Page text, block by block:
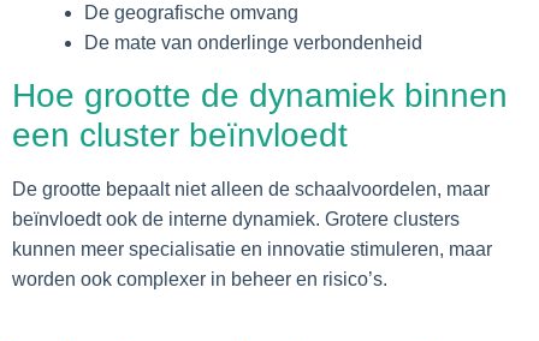
De geografische omvang
De mate van onderlinge verbondenheid
Hoe grootte de dynamiek binnen
een cluster beïnvloedt
De grootte bepaalt niet alleen de schaalvoordelen, maar
beïnvloedt ook de interne dynamiek. Grotere clusters
kunnen meer specialisatie en innovatie stimuleren, maar
worden ook complexer in beheer en risico’s.